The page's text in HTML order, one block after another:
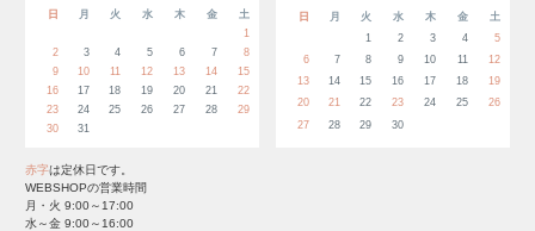
日
月 火 水 木 金
土
1
2
3 4 5 6 7
8
9
10 11 12 13 14
15
16
17 18 19 20 21
22
23
24 25 26 27 28
29
30
31
日
月 火 水 木 金
土
1
2 3 4
5
6
7 8 9 10 11
12
13
14 15 16 17 18
19
20
21 22 23 24 25
26
27
28 29 30
赤字は定休日です。
WEBSHOPの営業時間
月・火 9:00～17:00
水～金 9:00～16:00